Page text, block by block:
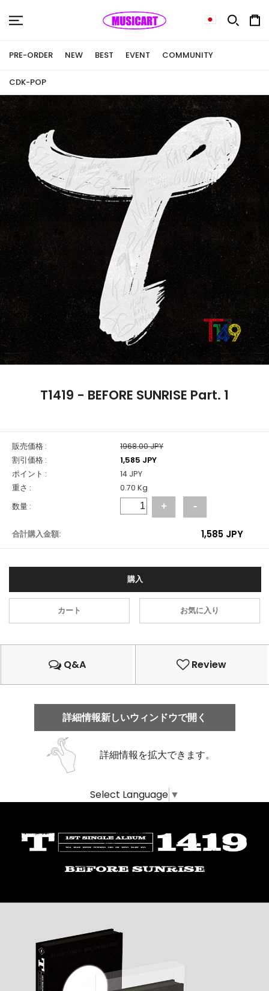
PRE-ORDER NEW BEST EVENT COMMUNITY
CDK-POP
T1419 - BEFORE SUNRISE Part. 1
販売価格 :
1968.00 JPY
割引価格 :
1,585 JPY
ポイント :
14 JPY
重さ :
0.70 Kg
数量 :
+ -
合計購入金額: 1,585JPY
購入
カート お気に入り
Q&A Review
詳細情報新しいウィンドウで開く
詳細情報を拡大できます。
Select Language ▼